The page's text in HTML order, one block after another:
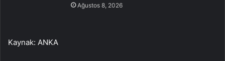
Ağustos 8, 2026
Kaynak: ANKA